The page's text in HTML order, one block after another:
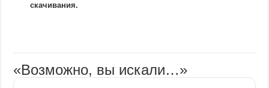
скачивания.
«Возможно, вы искали…»